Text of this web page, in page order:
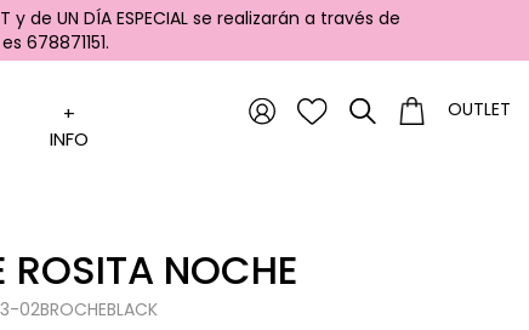
y de UN DÍA ESPECIAL se realizarán a través de
678871151.
OUTLET
+
INFO
ROSITA NOCHE